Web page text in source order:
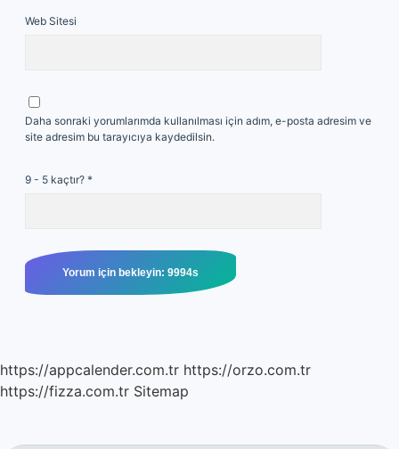
Web Sitesi
Daha sonraki yorumlarımda kullanılması için adım, e-posta adresim ve
site adresim bu tarayıcıya kaydedilsin.
9 - 5 kaçtır? *
https://appcalender.com.tr https://orzo.com.tr
https://fizza.com.tr Sitemap